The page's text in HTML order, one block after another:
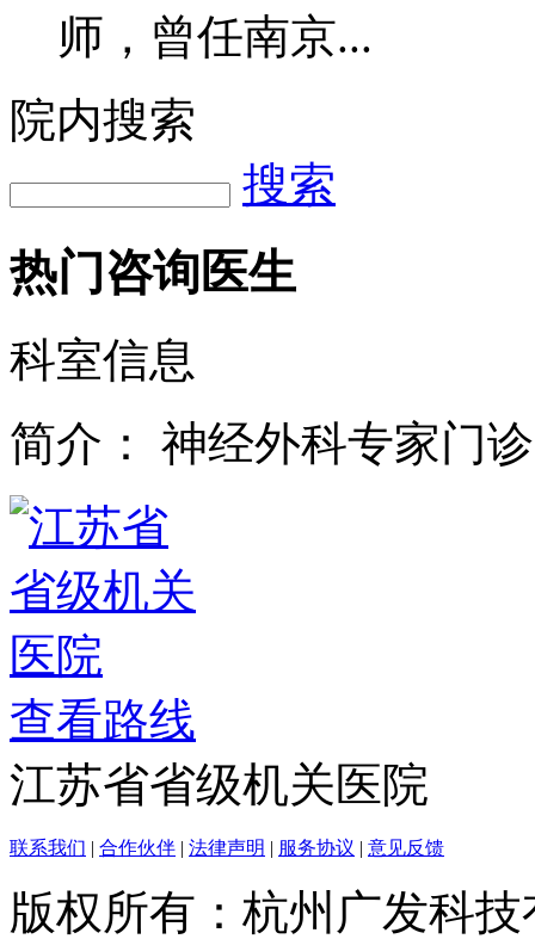
师，曾任南京...
院内搜索
搜索
热门咨询医生
科室信息
简介：
神经外科专家门诊
查看路线
江苏省省级机关医院
联系我们 | 合作伙伴 | 法律声明 | 服务协议 | 意见反馈
版权所有：杭州广发科